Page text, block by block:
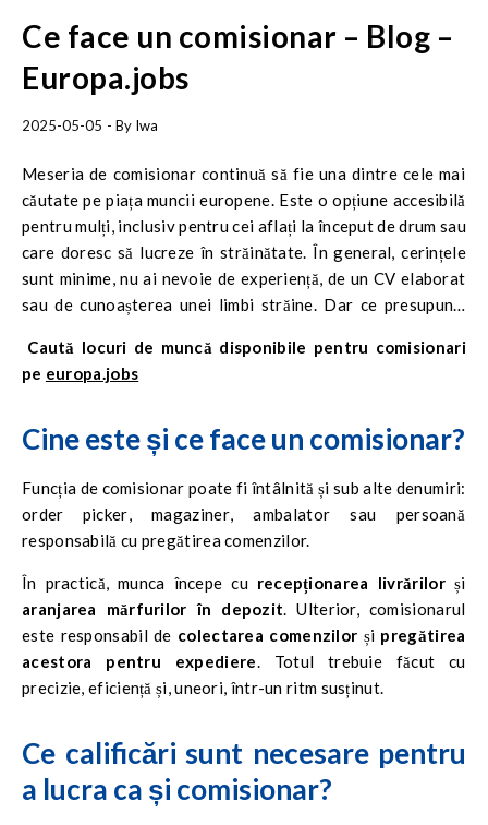
Ce face un comisionar – Blog –
Europa.jobs
2025-05-05 - By Iwa
Meseria de comisionar continuă să fie una dintre cele mai
căutate pe piața muncii europene. Este o opțiune accesibilă
pentru mulți, inclusiv pentru cei aflați la început de drum sau
care doresc să lucreze în străinătate. În general, cerințele
sunt minime, nu ai nevoie de experiență, de un CV elaborat
sau de cunoașterea unei limbi străine. Dar ce presupune,
Caută locuri de muncă disponibile pentru comisionari
pe europa.jobs
Cine este și ce face un comisionar?
Funcția de comisionar poate fi întâlnită și sub alte denumiri:
order picker,magaziner,ambalator sau persoană
responsabilă cu pregătirea comenzilor.
În practică, munca începe cu recepționarea livrărilorși
aranjarea mărfurilor în depozit. Ulterior, comisionarul
este responsabil de colectarea comenzilor și pregătirea
acestora pentru expediere. Totul trebuie făcut cu
precizie, eficiență și, uneori, într-un ritm susținut.
Ce calificări sunt necesare pentru
a lucra ca și comisionar?